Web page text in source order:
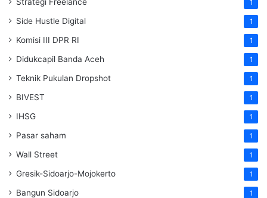
1
Side Hustle Digital 1
Komisi III DPR RI 1
Didukcapil Banda Aceh 1
Teknik Pukulan Dropshot 1
BIVEST 1
IHSG 1
Pasar saham 1
Wall Street 1
Gresik-Sidoarjo-Mojokerto 1
Bangun Sidoarjo 1